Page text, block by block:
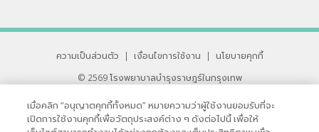
ความเป็นส่วนตัว | เงื่อนไขการใช้งาน |
นโยบายคุกกี้
© 2569 โรงพยาบาลบำรุงราษฎร์ในกรุงเทพ
33 สุขุมวิท ซอย 3 เขตวัฒนา กรุงเทพ 10110 ประเทศไทย
หากท่านมีข้อคิดเห็นหรือปัญหาในการใช้เว็บไซต์ของเรา
เมื่อคลิก “อนุญาตคุกกี้ทั้งหมด” หมายความว่าผู้ใช้งานยอมรับที่จะ
เปิดการใช้งานคุกกี้เพื่อวัตถุประสงค์ต่าง ๆ ดังต่อไปนี้ เพื่อให้